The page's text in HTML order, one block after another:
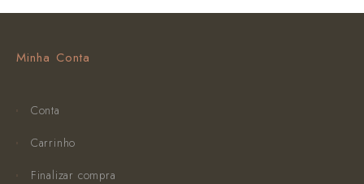
Minha Conta
Conta
Carrinho
Finalizar compra